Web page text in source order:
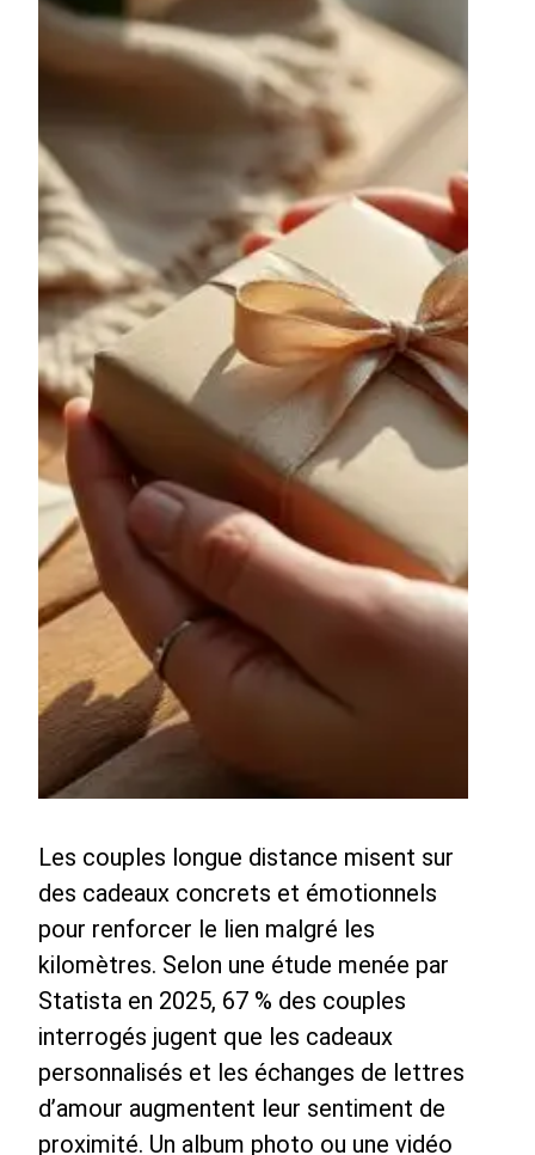
Les couples longue distance misent sur
des cadeaux concrets et émotionnels
pour renforcer le lien malgré les
kilomètres. Selon une étude menée par
Statista en 2025, 67 % des couples
interrogés jugent que les cadeaux
personnalisés et les échanges de lettres
d’amour augmentent leur sentiment de
proximité. Un album photo ou une vidéo